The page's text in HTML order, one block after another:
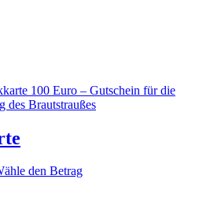
den BetragDieses